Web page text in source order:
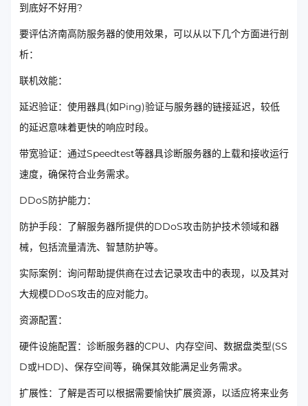
到底好不好用?
要评估济南高防服务器的使用效果，可以从以下几个方面进行剖
析：
联机效能：
延迟验证：使用器具(如Ping)验证与服务器的链接延迟，较低
的延迟意味着更快的响应时段。
带宽验证：通过Speedtest等器具诊断服务器的上载和接收运行
速度，确保符合业务需求。
DDoS防护能力：
防护手段：了解服务器所提供的DDoS攻击防护技术领域和器
械，包括流量清洗、智慧防护等。
实际案例：询问帮助提供商在过去记录攻击中的表现，以及其对
大规模DDoS攻击的应对能力。
资源配置：
硬件设施配置：诊断服务器的CPU、内存空间、数据盘类型(SS
D或HDD)、保存空间等，确保其效能满足业务需求。
扩展性：了解是否可以根据需要愉快扩展资源，以适应将来业务